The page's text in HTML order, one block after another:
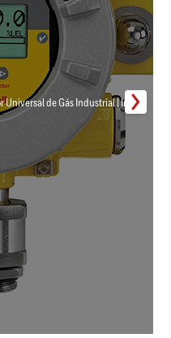
Universal de Gás Industrial | Inmar